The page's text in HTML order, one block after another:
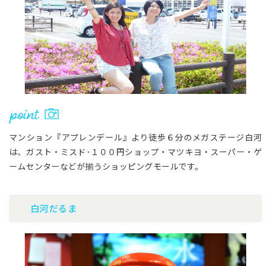
マンション『アプレンデール』より徒歩６分のメガステージ白河
は、ガスト・ミスド･１００円ショップ・マツキヨ・スーパー・ゲ
ームセンターなどが揃うショッピングモールです。
白河だるま